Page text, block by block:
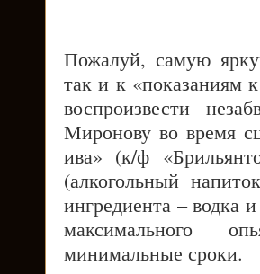
Пожалуй, самую
так и к «показаниям
воспроизвести
Миронову во время
ива» (к/ф
(алкогольный
ингредиента – водка
максимального
минимальные сроки.